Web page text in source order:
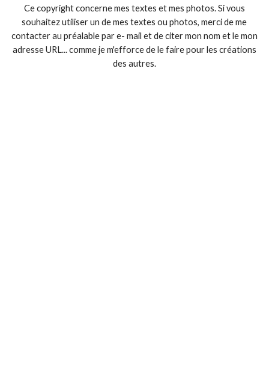
Ce copyright concerne mes textes et mes photos. Si vous
souhaitez utiliser un de mes textes ou photos, merci de me
contacter au préalable par e- mail et de citer mon nom et le mon
adresse URL... comme je m'efforce de le faire pour les créations
des autres.